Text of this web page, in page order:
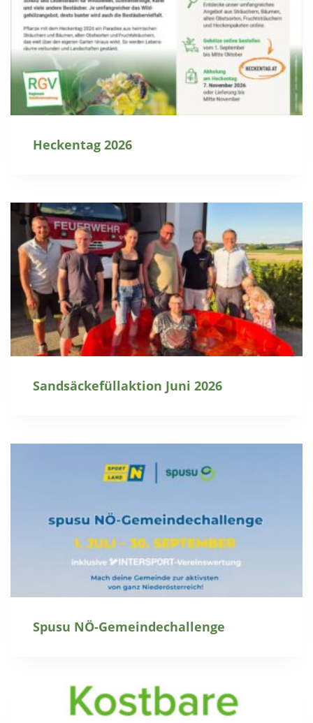
Heckentag 2026
Sandsäckefüllaktion Juni 2026
Spusu NÖ-Gemeindechallenge